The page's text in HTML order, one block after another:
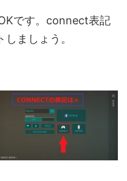
です。connect表記
ましょう。